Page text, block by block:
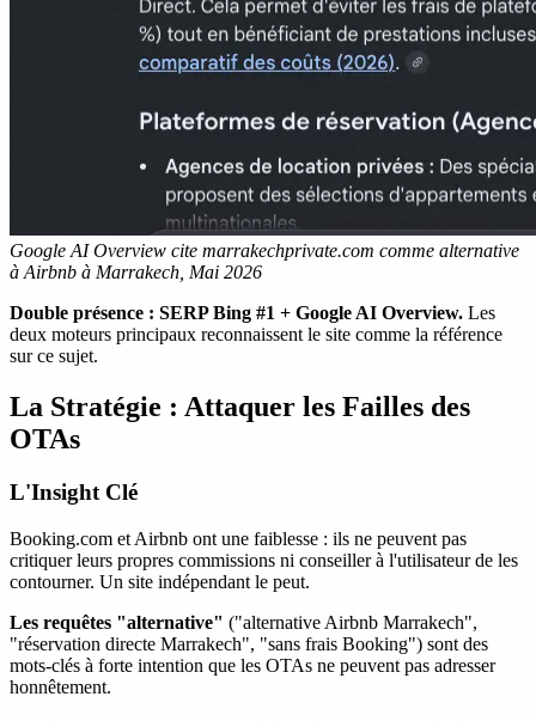
Google AI Overview cite marrakechprivate.com comme alternative
à Airbnb à Marrakech, Mai 2026
Double présence : SERP Bing #1 + Google AI Overview. Les
deux moteurs principaux reconnaissent le site comme la référence
sur ce sujet.
La Stratégie : Attaquer les Failles des
OTAs
L'Insight Clé
Booking.com et Airbnb ont une faiblesse : ils ne peuvent pas
critiquer leurs propres commissions ni conseiller à l'utilisateur de les
contourner. Un site indépendant le peut.
Les requêtes "alternative" ("alternative Airbnb Marrakech",
"réservation directe Marrakech", "sans frais Booking") sont des
mots-clés à forte intention que les OTAs ne peuvent pas adresser
honnêtement.